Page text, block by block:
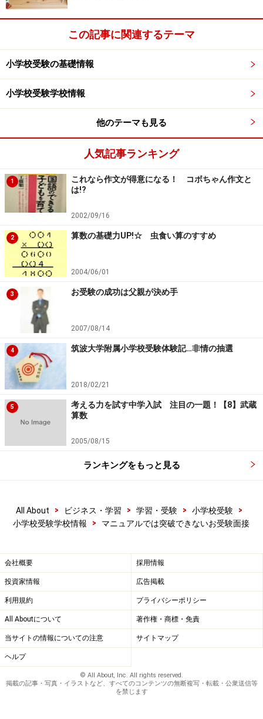
この記事に関連するテーマ
小学校受験の基礎情報
小学校受験学校情報
他のテーマも見る
人気記事ランキング
1
これなら作文が得意になる！ コボちゃん作文と
は!?
2002/09/16
2 算数の基礎力UP!☆ 虫食い算のすすめ
2004/06/01
3 お受験の成功は父親が決め手
2007/08/14
4 筑波大学附属小学校受験体験記…非情の抽選
2018/02/21
5
考える力を試す中学入試 注目の一題！【8】武蔵
算数
2005/08/15
ランキングをもっと見る
All About > ビジネス・学習 > 学習・受験 > 小学校受験
>
小学校受験学校情報
> マニュアルでは突破できないお受験面接
会社概要 採用情報
投資家情報 広告掲載
利用規約 プライバシーポリシー
All Aboutについて 著作権・商標・免責
当サイトの情報についての注意 サイトマップ
ヘルプ
© All About, Inc. All rights reserved.
掲載の記事・写真・イラストなど、すべてのコンテンツの無断複写・転載・公衆送信等
を禁じます